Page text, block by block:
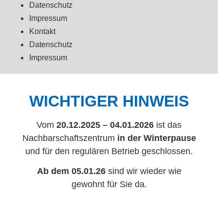
Datenschutz
Impressum
Kontakt
Datenschutz
Impressum
WICHTIGER HINWEIS
Vom 20.12.2025 – 04.01.2026 ist das
Nachbarschaftszentrum in der Winterpause
und für den regulären Betrieb geschlossen.
Ab dem 05.01.26sind wir wieder wie
gewohnt für Sie da.